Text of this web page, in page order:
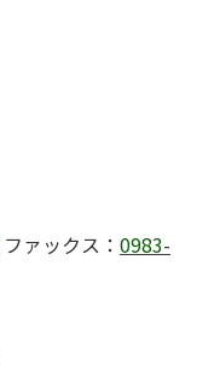
ファックス： 0983-